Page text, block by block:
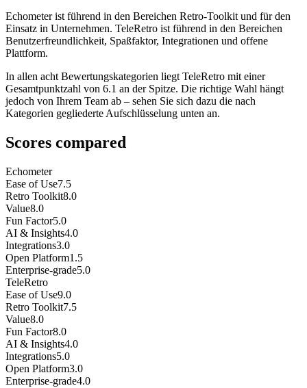
Echometer ist führend in den Bereichen Retro-Toolkit und für den
Einsatz in Unternehmen. TeleRetro ist führend in den Bereichen
Benutzerfreundlichkeit, Spaßfaktor, Integrationen und offene
Plattform.
In allen acht Bewertungskategorien liegt TeleRetro mit einer
Gesamtpunktzahl von 6.1 an der Spitze. Die richtige Wahl hängt
jedoch von Ihrem Team ab – sehen Sie sich dazu die nach
Kategorien gegliederte Aufschlüsselung unten an.
Scores compared
Echometer
Ease of Use7.5
Retro Toolkit8.0
Value8.0
Fun Factor5.0
AI & Insights4.0
Integrations3.0
Open Platform1.5
Enterprise-grade5.0
TeleRetro
Ease of Use9.0
Retro Toolkit7.5
Value8.0
Fun Factor8.0
AI & Insights4.0
Integrations5.0
Open Platform3.0
Enterprise-grade4.0